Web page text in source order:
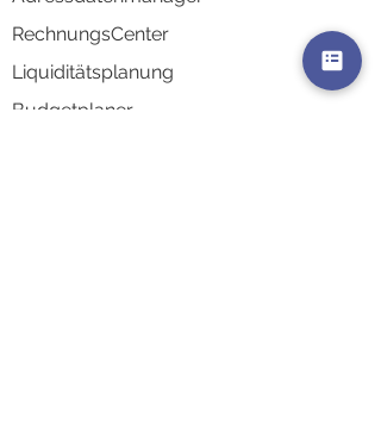
RechnungsCenter
Liquiditätsplanung
Budgetplaner